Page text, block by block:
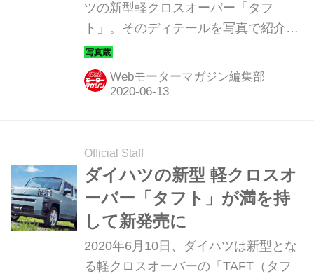
ツの新型軽クロスオーバー「タフ
ト」。そのディテールを写真で紹介し
よう。
Webモーターマガジン編集部
Official Staff
ダイハツの新型 軽クロスオ
ーバー「タフト」が満を持
して新発売に
2020年6月10日、ダイハツは新型とな
る軽クロスオーバーの「TAFT（タフ